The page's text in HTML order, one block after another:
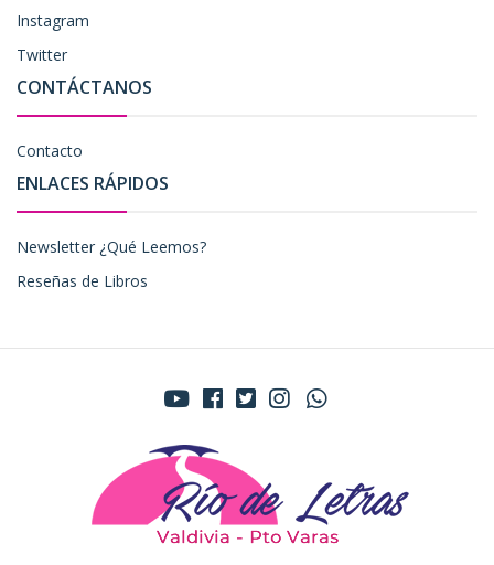
Instagram
Twitter
CONTÁCTANOS
Contacto
ENLACES RÁPIDOS
Newsletter ¿Qué Leemos?
Reseñas de Libros